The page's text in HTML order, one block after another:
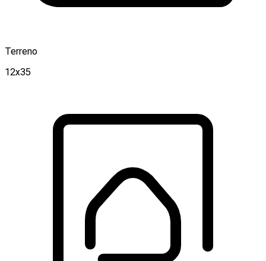
Terreno
12x35